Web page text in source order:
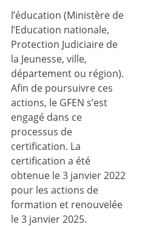
l’éducation (Ministère de
l’Education nationale,
Protection Judiciaire de
la Jeunesse, ville,
département ou région).
Afin de poursuivre ces
actions, le GFEN s’est
engagé dans ce
processus de
certification. La
certification a été
obtenue le 3 janvier 2022
pour les actions de
formation et renouvelée
le 3 janvier 2025.